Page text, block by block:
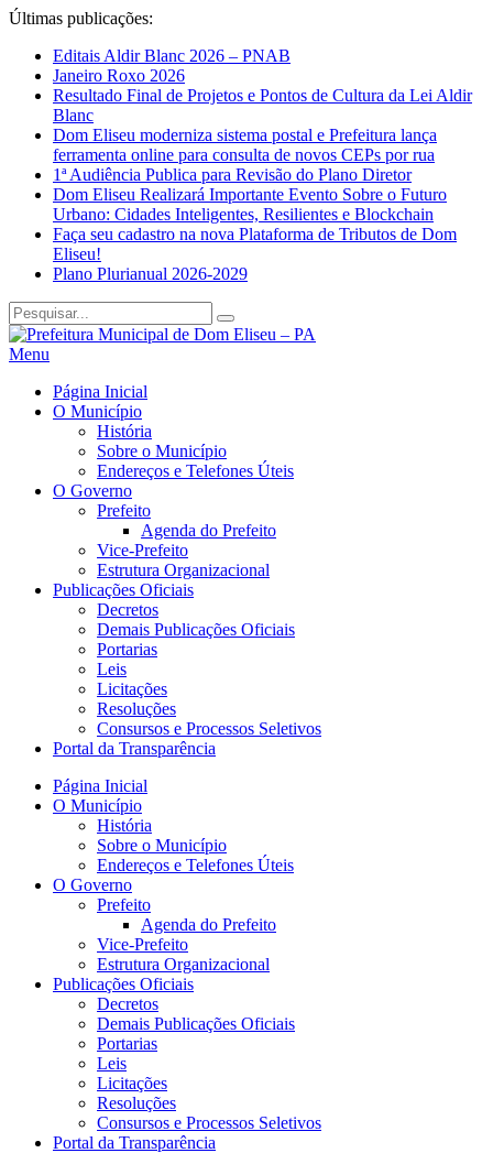
Últimas publicações:
Editais Aldir Blanc 2026 – PNAB
Janeiro Roxo 2026
Resultado Final de Projetos e Pontos de Cultura da Lei Aldir
Blanc
Dom Eliseu moderniza sistema postal e Prefeitura lança
ferramenta online para consulta de novos CEPs por rua
1ª Audiência Publica para Revisão do Plano Diretor
Dom Eliseu Realizará Importante Evento Sobre o Futuro
Urbano: Cidades Inteligentes, Resilientes e Blockchain
Faça seu cadastro na nova Plataforma de Tributos de Dom
Eliseu!
Plano Plurianual 2026-2029
Menu
Página Inicial
O Município
História
Sobre o Município
Endereços e Telefones Úteis
O Governo
Prefeito
Agenda do Prefeito
Vice-Prefeito
Estrutura Organizacional
Publicações Oficiais
Decretos
Demais Publicações Oficiais
Portarias
Leis
Licitações
Resoluções
Consursos e Processos Seletivos
Portal da Transparência
Página Inicial
O Município
História
Sobre o Município
Endereços e Telefones Úteis
O Governo
Prefeito
Agenda do Prefeito
Vice-Prefeito
Estrutura Organizacional
Publicações Oficiais
Decretos
Demais Publicações Oficiais
Portarias
Leis
Licitações
Resoluções
Consursos e Processos Seletivos
Portal da Transparência